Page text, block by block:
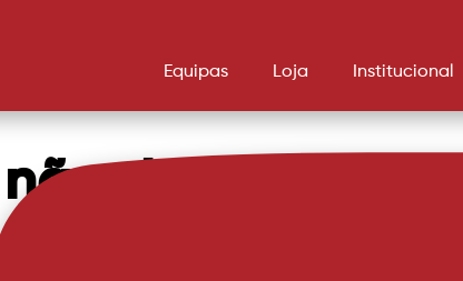
Equipas Loja Institucional
deu para